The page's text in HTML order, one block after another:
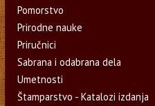
Pomorstvo
Prirodne nauke
Priručnici
Sabrana i odabrana dela
Umetnosti
Štamparstvo - Katalozi izdanja